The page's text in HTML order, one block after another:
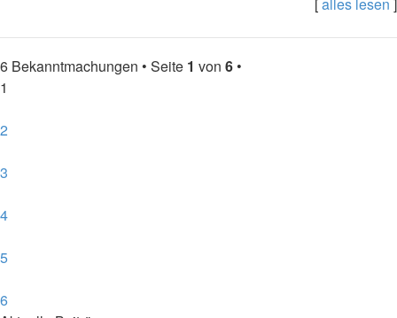
6 Bekanntmachungen • Seite 1 von 6 •
1
2
3
4
5
6